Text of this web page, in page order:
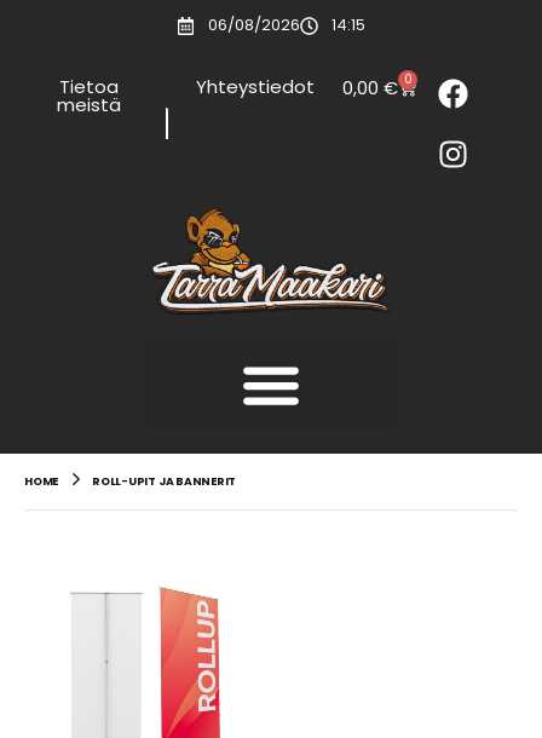
06/08/2026 14:15
Tietoa
meistä
Yhteystiedot 0,00€ 0
HOME ROLL-UPIT JA BANNERIT